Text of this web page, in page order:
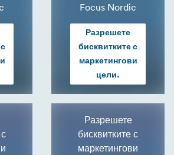
Focus Nordic
Разрешете
бисквитките с
маркетингови
цели.
Разрешете
бисквитките с
маркетингови